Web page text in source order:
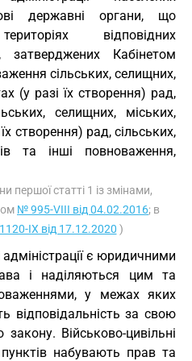
державні органи, що
відповідних
затверджених Кабінетом
сільських, селищних,
(у разі їх створення) рад,
селищних, міських,
створення) рад, сільських,
та інші повноваження,
першої статті 1 із змінами,
№ 995-VIII від 04.02.2016; в
IX від 17.12.2020 )
адміністрації є юридичними
і наділяються цим та
у межах яких
відповідальність за свою
закону. Військово-цивільні
пунктів набувають прав та